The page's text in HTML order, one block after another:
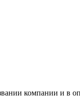
компании и в